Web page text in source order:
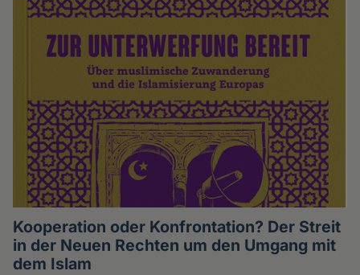
Kooperation oder Konfrontation? Der Streit
in der Neuen Rechten um den Umgang mit
dem Islam